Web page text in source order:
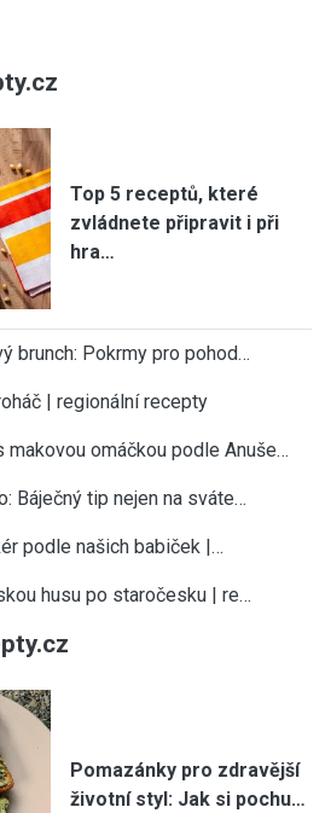
Top 5 receptů, které
zvládnete připravit i při
hra…
brunch: Pokrmy pro pohod…
| regionální recepty
makovou omáčkou podle Anuše…
Báječný tip nejen na sváte…
podle našich babiček |…
husu po staročesku | re…
Pomazánky pro zdravější
životní styl: Jak si pochu…